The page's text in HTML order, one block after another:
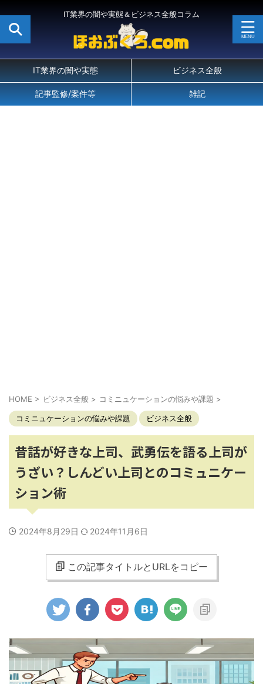
IT業界の闇や実態＆ビジネス全般コラム
IT業界の闇や実態 ビジネス全般
記事監修/案件等 雑記
HOME > ビジネス全般 > コミニュケーションの悩みや課題 >
コミニュケーションの悩みや課題 ビジネス全般
昔話が好きな上司、武勇伝を語る上司が
うざい？しんどい上司とのコミュニケー
ション術
2024年8月29日 2024年11月6日
この記事タイトルとURLをコピー